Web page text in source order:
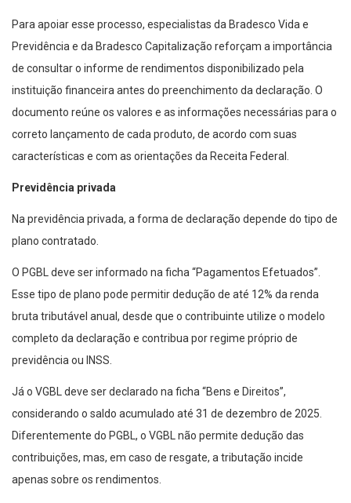
Para apoiar esse processo, especialistas da Bradesco Vida e
Previdência e da Bradesco Capitalização reforçam a importância
de consultar o informe de rendimentos disponibilizado pela
instituição financeira antes do preenchimento da declaração. O
documento reúne os valores e as informações necessárias para o
correto lançamento de cada produto, de acordo com suas
características e com as orientações da Receita Federal.
Previdência privada
Na previdência privada, a forma de declaração depende do tipo de
plano contratado.
O PGBL deve ser informado na ficha “Pagamentos Efetuados”.
Esse tipo de plano pode permitir dedução de até 12% da renda
bruta tributável anual, desde que o contribuinte utilize o modelo
completo da declaração e contribua por regime próprio de
previdência ou INSS.
Já o VGBL deve ser declarado na ficha “Bens e Direitos”,
considerando o saldo acumulado até 31 de dezembro de 2025.
Diferentemente do PGBL, o VGBL não permite dedução das
contribuições, mas, em caso de resgate, a tributação incide
apenas sobre os rendimentos.